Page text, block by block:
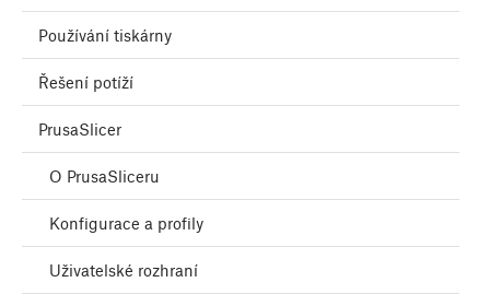
Používání tiskárny
Řešení potíží
PrusaSlicer
O PrusaSliceru
Konfigurace a profily
Uživatelské rozhraní